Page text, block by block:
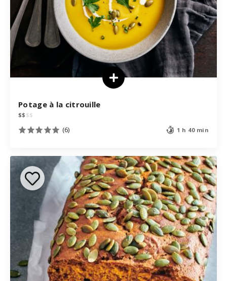
Potage à la citrouille
$$ $$
(6) 1 h 40 min